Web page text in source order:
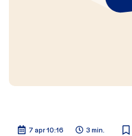
7 apr 10:16 3 min.